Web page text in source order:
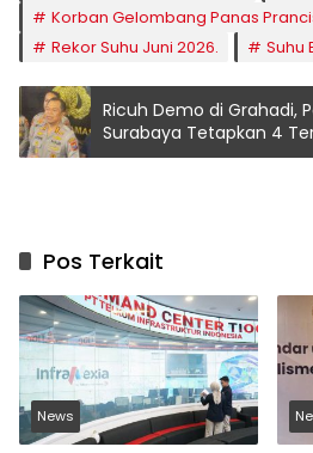
Korban Gelombang Panas
Rekor Suhu Juni 2026.
Suhu
Ricuh Demo di Grahadi,
Surabaya Tetapkan 4
dan 6 Positif Sabu
Pos Terkait
News